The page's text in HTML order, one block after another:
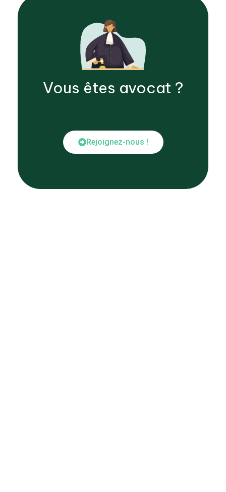
Vous êtes avocat ?
Rejoignez-nous !